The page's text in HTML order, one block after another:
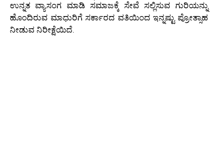
ಉನ್ನತ ವ್ಯಾಸಂಗ ಮಾಡಿ ಸಮಾಜಕ್ಕೆ ಸೇವೆ ಸಲ್ಲಿಸುವ ಗುರಿಯನ್ನು
ಹೊಂದಿರುವ ಮಾಧುರಿಗೆ ಸರ್ಕಾರದ ವತಿಯಿಂದ ಇನ್ನಷ್ಟು ಪ್ರೋತ್ಸಾಹ
ನೀಡುವ ನಿರೀಕ್ಷೆಯಿದೆ.